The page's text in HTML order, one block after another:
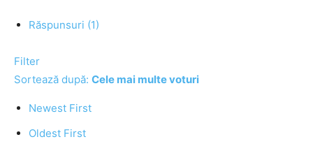
Răspunsuri (1)
Filter
Sortează după: Cele mai multe voturi
Newest First
Oldest First